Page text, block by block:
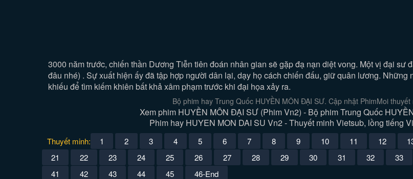
3000 năm trước, chiến thần Dương Tiễn tiên đoán nhân gian sẽ gặp đạ nạn diệt vong. Một vị đại sư
đâu nhé) . Sự xuất hiện ấy đã tập hợp người dân lại, dạy họ cách chiến đấu, giữ quân lương.
khiếu để tìm kiếm khiên bất khả xâm phạm trước khi đại họa xảy ra.
Bộ phim hay Trung Quốc HUYỀN MÔN ĐẠI SƯ. Cập nhật PhimMoi
Xem phim HUYỀN MÔN ĐẠI SƯ (Phim Vn2) - Bộ phim Trung Quốc
Phim hay HUYEN MON DAI SU Vn2 - Thuyết minh Vietsub, lồng tiếng
Thuyết minh: 1 2 3 4 5 6 7 8 9 10 11 12
21
22 23 24 25 26 27 28 29 30 31 32 33
41
42 43 44 45
46-End